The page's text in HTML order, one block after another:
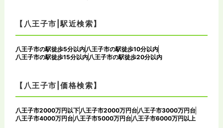
【八王子市|駅近検索】
八王子市の駅徒歩5分以内八王子市の駅徒歩10分以内
八王子市の駅徒歩15分以内八王子市の駅徒歩20分以内
【八王子市|価格検索】
八王子市2000万円以下八王子市2000万円台八王子市3000万円台
八王子市4000万円台八王子市5000万円台八王子市6000万円以上